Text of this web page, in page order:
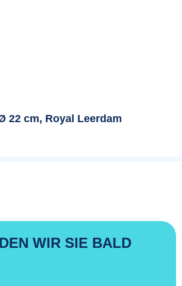
22 cm, Royal Leerdam
WIR SIE BALD